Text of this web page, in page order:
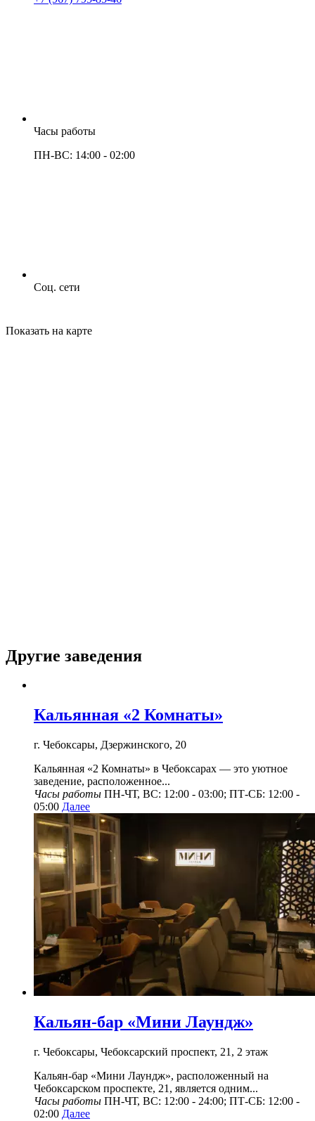
Часы работы
ПН-ВС: 14:00 - 02:00
Соц. сети
Показать на карте
Другие заведения
Кальянная «2 Комнаты»
г. Чебоксары, Дзержинского, 20
Кальянная «2 Комнаты» в Чебоксарах — это уютное
заведение, расположенное...
Часы работы ПН-ЧТ, ВС: 12:00 - 03:00; ПТ-СБ: 12:00 -
05:00 Далее
Кальян-бар «Мини Лаундж»
г. Чебоксары, Чебоксарский проспект, 21, 2 этаж
Кальян-бар «Мини Лаундж», расположенный на
Чебоксарском проспекте, 21, является одним...
Часы работы ПН-ЧТ, ВС: 12:00 - 24:00; ПТ-СБ: 12:00 -
02:00 Далее